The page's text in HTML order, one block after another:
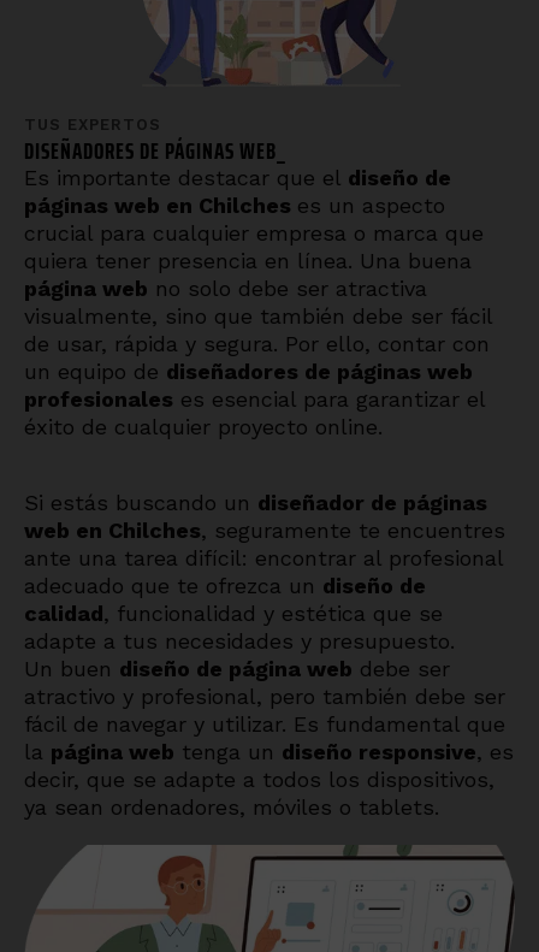
TUS EXPERTOS
DISEÑADORES DE TIENDAS ONLI
Es importante destacar que el diseño de
páginas web en Chilches es un aspecto
crucial para cualquier empresa o marca que
quiera tener presencia en línea. Una buena
página web no solo debe ser atractiva
visualmente, sino que también debe ser fácil
de usar, rápida y segura. Por ello, contar con
un equipo de diseñadores de páginas web
profesionales es esencial para garantizar el
éxito de cualquier proyecto online.
Si estás buscando un diseñador de páginas
web en Chilches, seguramente te encuentres
ante una tarea difícil: encontrar al profesional
adecuado que te ofrezca un diseño de
calidad, funcionalidad y estética que se
adapte a tus necesidades y presupuesto.
Un buen diseño de página web debe ser
atractivo y profesional, pero también debe ser
fácil de navegar y utilizar. Es fundamental que
la página web tenga un diseño responsive, es
decir, que se adapte a todos los dispositivos,
ya sean ordenadores, móviles o tablets.